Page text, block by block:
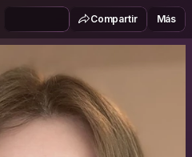
Compartir Más